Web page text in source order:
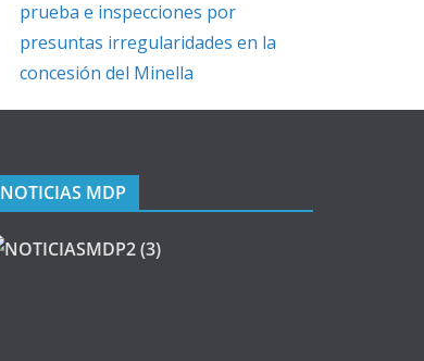
prueba e inspecciones por
presuntas irregularidades en la
concesión del Minella
NOTICIAS MDP